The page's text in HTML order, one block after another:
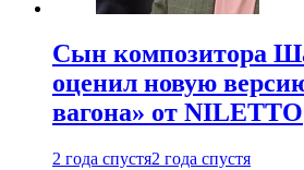
Сын композитора
оценил новую
вагона» от NILETTO
2 года спустя2 года спустя